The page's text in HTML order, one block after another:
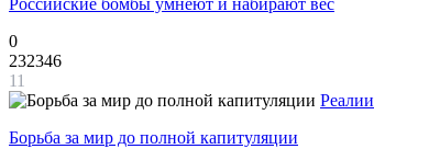
Российские бомбы умнеют и набирают вес
0
232346
11
Реалии
Борьба за мир до полной капитуляции